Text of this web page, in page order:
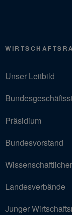
Unser Leitbild
Präsidium
Bundesvorstand
Landesverbände
Junger